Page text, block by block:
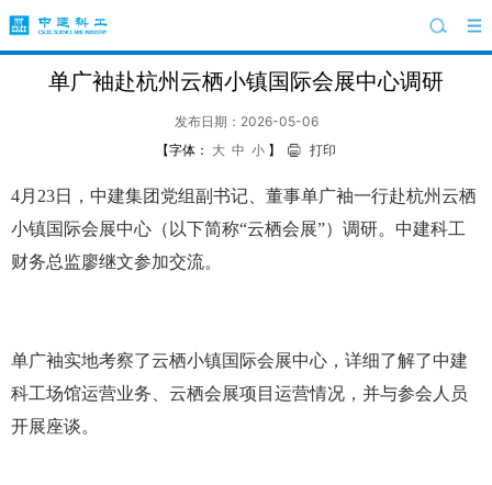
单广袖赴杭州云栖小镇国际会展中心调研
发布日期：2026-05-06
【字体： 大 中 小 】 打印
4月23日，中建集团党组副书记、董事单广袖一行赴杭州云栖
小镇国际会展中心（以下简称“云栖会展”）调研。中建科工
财务总监廖继文参加交流。
单广袖实地考察了云栖小镇国际会展中心，详细了解了中建
科工场馆运营业务、云栖会展项目运营情况，并与参会人员
开展座谈。